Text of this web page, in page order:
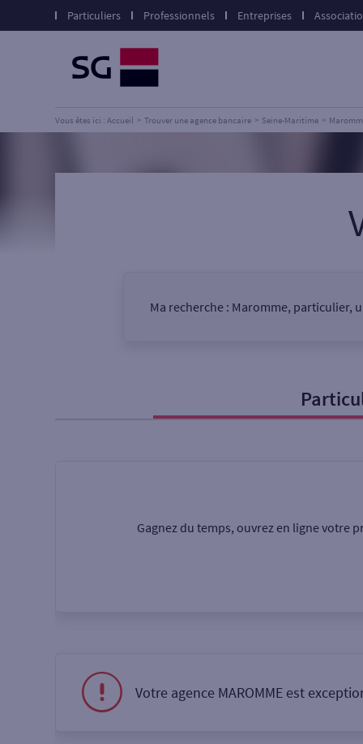
Particuliers Professionnels Entreprises
Vous êtes ici : Accueil Trouver une agence bancaire Seine-Maritime
Ma recherche : Maromme, particulier,
Gagnez du temps, ouvrez en ligne votre
Votre agence MAROMME est